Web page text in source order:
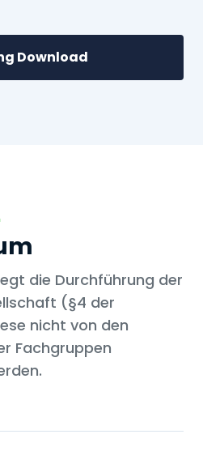
Download
die Durchführung der
(§4 der
nicht von den
Fachgruppen